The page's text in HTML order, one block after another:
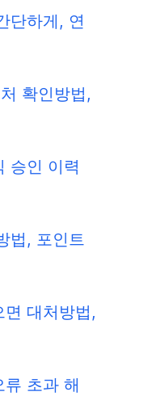
단하게, 연
확인방법,
승인 이력
법, 포인트
대처방법,
초과 해